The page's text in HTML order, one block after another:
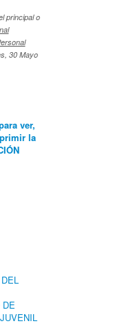
principal o
30 Mayo
ver,
la